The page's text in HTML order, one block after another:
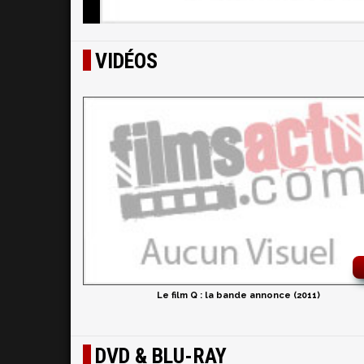
VIDÉOS
Le film Q : la bande annonce (2011)
DVD & BLU-RAY